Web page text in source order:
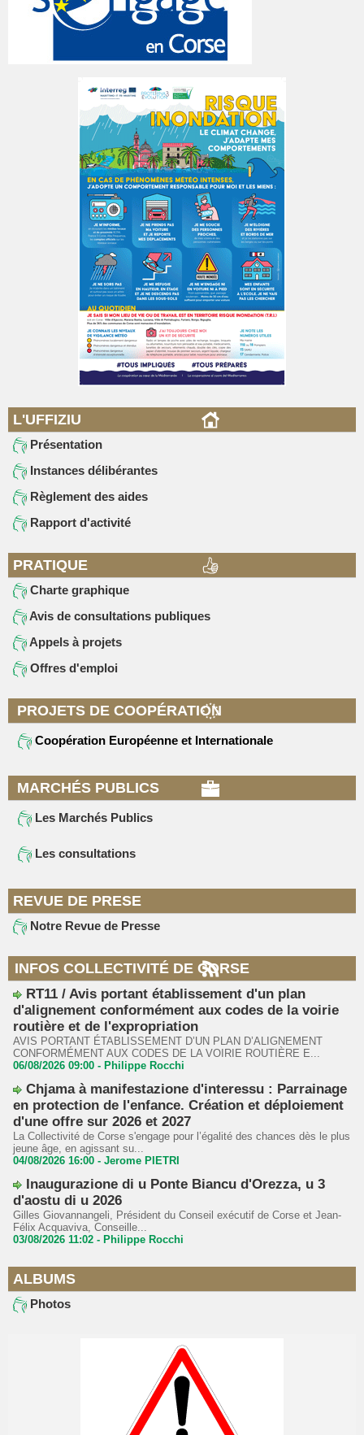
L'UFFIZIU
Présentation
Instances délibérantes
Règlement des aides
Rapport d'activité
PRATIQUE
Charte graphique
Avis de consultations publiques
Appels à projets
Offres d'emploi
PROJETS DE COOPÉRATION
Coopération Européenne et Internationale
MARCHÉS PUBLICS
Les Marchés Publics
Les consultations
REVUE DE PRESE
Notre Revue de Presse
INFOS COLLECTIVITÉ DE CORSE
RT11 / Avis portant établissement d'un plan
d'alignement conformément aux codes de la voirie
routière et de l'expropriation
AVIS PORTANT ÉTABLISSEMENT D’UN PLAN D’ALIGNEMENT
CONFORMÉMENT AUX CODES DE LA VOIRIE ROUTIÈRE E...
06/08/2026 09:00 - Philippe Rocchi
Chjama à manifestazione d'interessu : Parrainage
en protection de l'enfance. Création et déploiement
d'une offre sur 2026 et 2027
La Collectivité de Corse s'engage pour l’égalité des chances dès le plus
jeune âge, en agissant su...
04/08/2026 16:00 - Jerome PIETRI
Inaugurazione di u Ponte Biancu d'Orezza, u 3
d'aostu di u 2026
Gilles Giovannangeli, Président du Conseil exécutif de Corse et Jean-
Félix Acquaviva, Conseille...
03/08/2026 11:02 - Philippe Rocchi
ALBUMS
Photos